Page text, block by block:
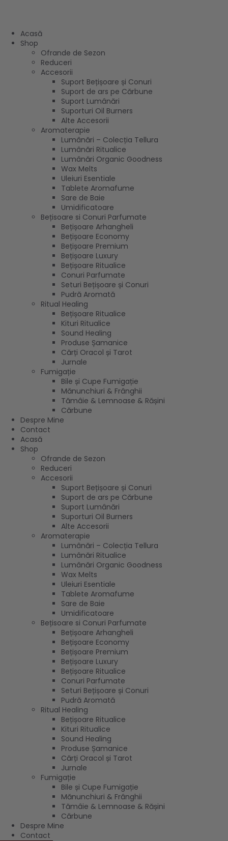
Acasă
Shop
Ofrande de Sezon
Reduceri
Accesorii
Suport Bețișoare și Conuri
Suport de ars pe Cărbune
Suport Lumânări
Suporturi Oil Burners
Alte Accesorii
Aromaterapie
Lumânări – Colecția Tellura
Lumânări Ritualice
Lumânări Organic Goodness
Wax Melts
Uleiuri Esentiale
Tablete Aromafume
Sare de Baie
Umidificatoare
Bețisoare si Conuri Parfumate
Bețișoare Arhangheli
Bețișoare Economy
Bețișoare Premium
Bețișoare Luxury
Bețișoare Ritualice
Conuri Parfumate
Seturi Bețișoare și Conuri
Pudră Aromată
Ritual Healing
Bețișoare Ritualice
Kituri Ritualice
Sound Healing
Produse Șamanice
Cărți Oracol și Tarot
Jurnale
Fumigație
Bile și Cupe Fumigație
Mănunchiuri & Frânghii
Tămâie & Lemnoase & Rășini
Cărbune
Despre Mine
Contact
Acasă
Shop
Ofrande de Sezon
Reduceri
Accesorii
Suport Bețișoare și Conuri
Suport de ars pe Cărbune
Suport Lumânări
Suporturi Oil Burners
Alte Accesorii
Aromaterapie
Lumânări – Colecția Tellura
Lumânări Ritualice
Lumânări Organic Goodness
Wax Melts
Uleiuri Esentiale
Tablete Aromafume
Sare de Baie
Umidificatoare
Bețisoare si Conuri Parfumate
Bețișoare Arhangheli
Bețișoare Economy
Bețișoare Premium
Bețișoare Luxury
Bețișoare Ritualice
Conuri Parfumate
Seturi Bețișoare și Conuri
Pudră Aromată
Ritual Healing
Bețișoare Ritualice
Kituri Ritualice
Sound Healing
Produse Șamanice
Cărți Oracol și Tarot
Jurnale
Fumigație
Bile și Cupe Fumigație
Mănunchiuri & Frânghii
Tămâie & Lemnoase & Rășini
Cărbune
Despre Mine
Contact